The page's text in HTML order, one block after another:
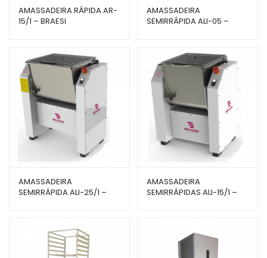
AMASSADEIRA RÁPIDA AR-
15/1 – BRAESI
AMASSADEIRA
SEMIRRÁPIDA ALI-05 –
AMASSADEIRA
SEMIRRÁPIDA ALI-25/1 –
AMASSADEIRA
SEMIRRÁPIDAS ALI-15/1 –